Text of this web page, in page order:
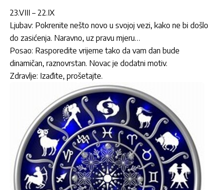
23.VIII – 22.IX
Ljubav: Pokrenite nešto novo u svojoj vezi, kako ne bi došlo
do zasićenja. Naravno, uz pravu mjeru…
Posao: Rasporedite vrijeme tako da vam dan bude
dinamičan, raznovrstan. Novac je dodatni motiv.
Zdravlje: Izađite, prošetajte.